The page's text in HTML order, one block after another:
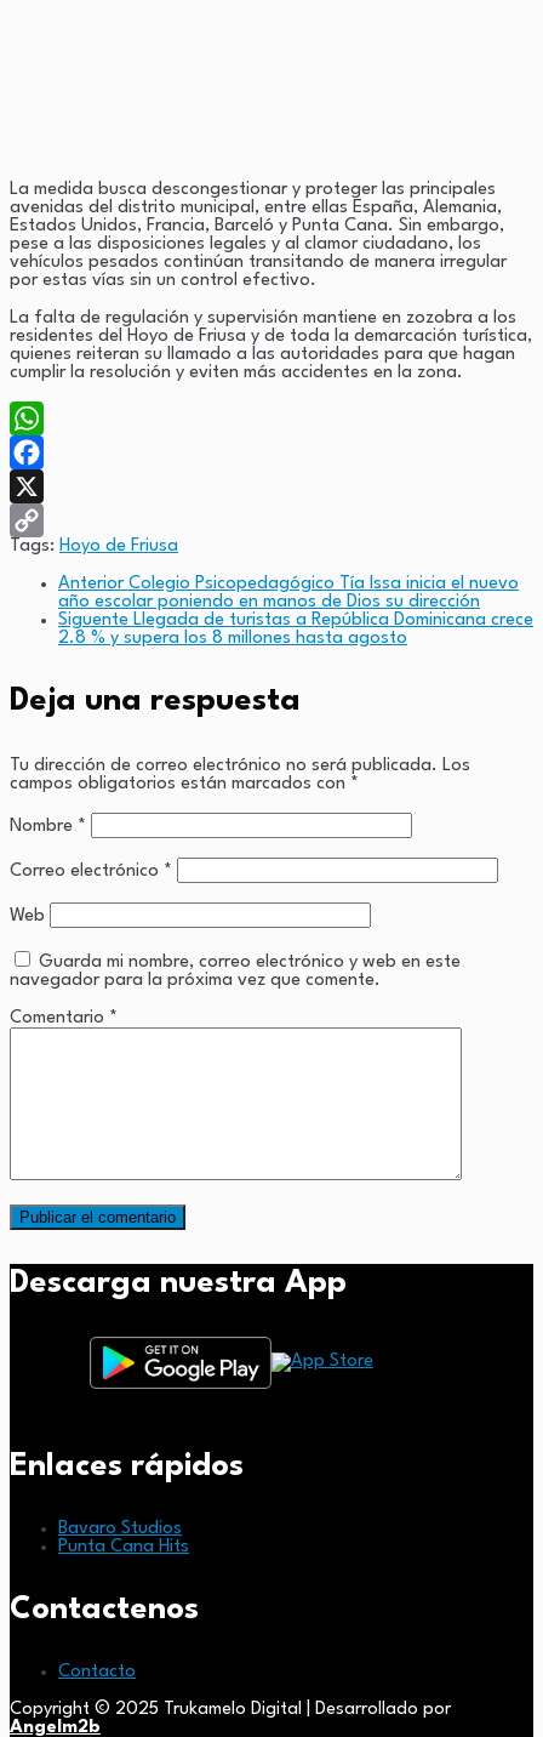
La medida busca descongestionar y proteger las principales
avenidas del distrito municipal, entre ellas España, Alemania,
Estados Unidos, Francia, Barceló y Punta Cana. Sin embargo,
pese a las disposiciones legales y al clamor ciudadano, los
vehículos pesados continúan transitando de manera irregular
por estas vías sin un control efectivo.
La falta de regulación y supervisión mantiene en zozobra a los
residentes del Hoyo de Friusa y de toda la demarcación turística,
quienes reiteran su llamado a las autoridades para que hagan
cumplir la resolución y eviten más accidentes en la zona.
WhatsApp
Facebook
X
Copy
Tags: Hoyo de Friusa
Anterior Colegio Psicopedagógico Tía Issa inicia el nuevo
año escolar poniendo en manos de Dios su dirección
Siguente Llegada de turistas a República Dominicana crece
2.8 % y supera los 8 millones hasta agosto
Deja una respuesta
Tu dirección de correo electrónico no será publicada. Los
campos obligatorios están marcados con *
Nombre *
Correo electrónico *
Web
Guarda mi nombre, correo electrónico y web en este
navegador para la próxima vez que comente.
Comentario *
Descarga nuestra App
Enlaces rápidos
Bavaro Studios
Punta Cana Hits
Contactenos
Contacto
Copyright © 2025 Trukamelo Digital | Desarrollado por
Angelm2b